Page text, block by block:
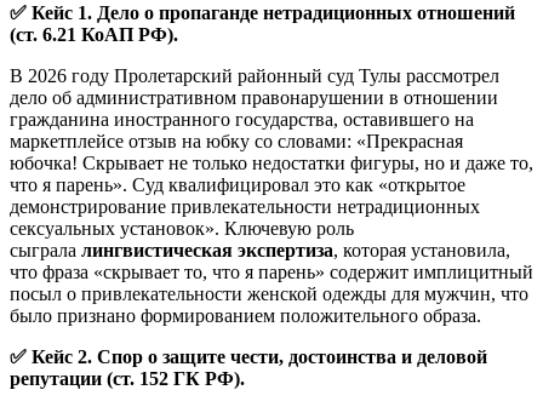
✅ Кейс 1. Дело о пропаганде нетрадиционных отношений
(ст. 6.21 КоАП РФ).
В 2026 году Пролетарский районный суд Тулы рассмотрел
дело об административном правонарушении в отношении
гражданина иностранного государства, оставившего на
маркетплейсе отзыв на юбку со словами: «Прекрасная
юбочка! Скрывает не только недостатки фигуры, но и даже то,
что я парень». Суд квалифицировал это как «открытое
демонстрирование привлекательности нетрадиционных
сексуальных установок». Ключевую роль
сыграла лингвистическая экспертиза, которая установила,
что фраза «скрывает то, что я парень» содержит имплицитный
посыл о привлекательности женской одежды для мужчин, что
было признано формированием положительного образа.
✅ Кейс 2. Спор о защите чести, достоинства и деловой
репутации (ст. 152 ГК РФ).